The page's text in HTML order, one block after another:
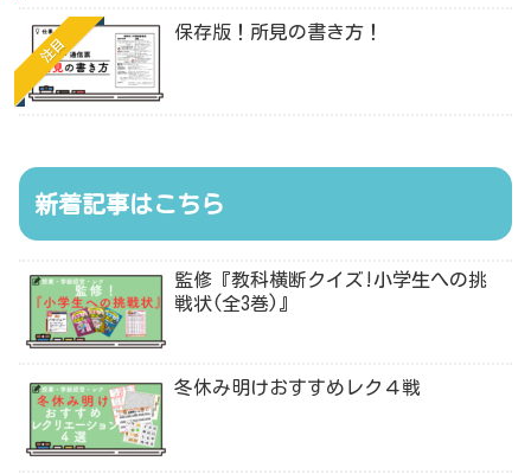
注目
保存版！所見の書き方！
新着記事はこちら
監修『教科横断クイズ!小学生への挑
戦状(全3巻)』
冬休み明けおすすめレク４戦